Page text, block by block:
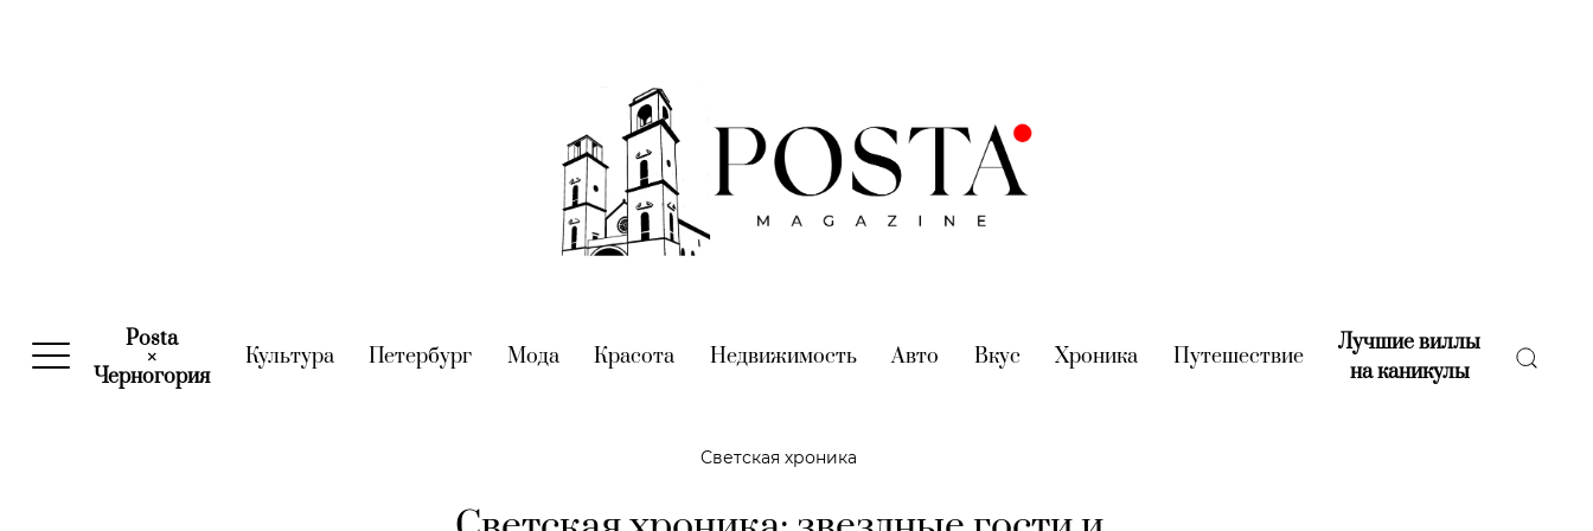
Posta
×
Черногория(current)
Культура(current)
Петербург (current)
Мода(current)
Красота (current)
Недвижимость(current)
Авто (current)
Вкус (current)
Хроника (current)
Путешествие(current)
Лучшие виллы
на каникулы(current)
Светская хроника